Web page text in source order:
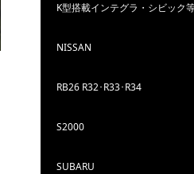
K型搭載インテグラ・シビック
NISSAN
RB26 R32･R33･R34
S2000
SUBARU